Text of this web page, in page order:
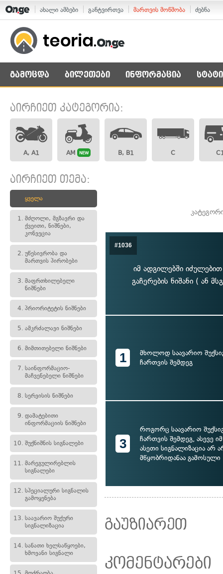
ახალი ამბები განტვირთვა მართვის მოწმობა ძებნა
გამოცდა ბილეთები ინფორმაცია
აირჩიეთ კატეგორია:
A, A1 AM NEW B, B1 C
აირჩიეთ თემა:
ყველა
1. მძღოლი, მგზავრი და
ქვეითი, ნიშნები,
კონვეცია
2. უწესივრობა და
მართვის პირობები
3. მაფრთხილებელი
ნიშნები
4. პრიორიტეტის ნიშნები
5. ამკრძალავი ნიშნები
6. მიმთითებელი ნიშნები
7. საინფორმაციო-
მაჩვენებელი ნიშნები
8. სერვისის ნიშნები
9. დამატებითი
ინფორმაციის ნიშნები
10. შუქნიშნის სიგნალები
11. მარეგულირებლის
სიგნალები
12. სპეციალური სიგნალის
გამოყენება
13. საავარიო შუქური
სიგნალიზაცია
14. სანათი ხელსაწყოები,
ხმოვანი სიგნალი
#1036
იმ ადგილებში
გაჩერების ნიშანი ( ან
1
მხოლოდ საავარიო
ჩართვის შემდეგ
3
როგორც საავარიო
ჩართვის შემდეგ, ასევე
ასეთი სიგნალიზაცია არ
მწყობრიდანაა გამოსული
გაუზიარეთ
კომენტარები